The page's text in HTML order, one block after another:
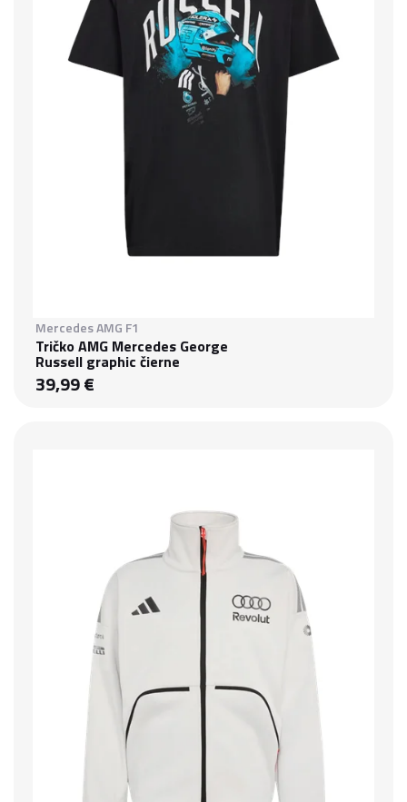
Mercedes AMG F1
Tričko AMG Mercedes George
Russell graphic čierne
39,99 €